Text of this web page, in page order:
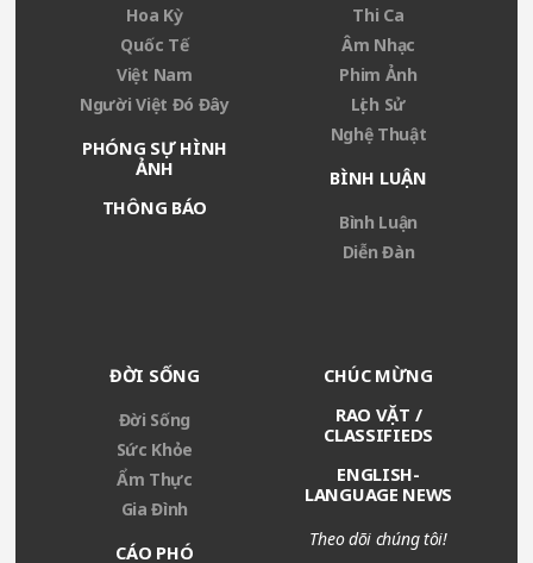
Hoa Kỳ
Quốc Tế
Việt Nam
Người Việt Đó Đây
PHÓNG SỰ HÌNH
ẢNH
THÔNG BÁO
Thi Ca
Âm Nhạc
Phim Ảnh
Lịch Sử
Nghệ Thuật
BÌNH LUẬN
Bình Luận
Diễn Đàn
ĐỜI SỐNG
Đời Sống
Sức Khỏe
Ẩm Thực
Gia Đình
CÁO PHÓ
CHÚC MỪNG
RAO VẶT /
CLASSIFIEDS
ENGLISH-
LANGUAGE NEWS
Theo dõi chúng tôi!